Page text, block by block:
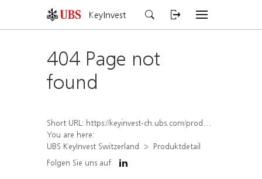
KeyInvest
404 Page not
found
Short URL: https://keyinvest-ch.ubs.com/produkt/detail/index/isin/CH1173433736
You are here:
UBS KeyInvest Switzerland
Produktdetail
Folgen Sie uns auf